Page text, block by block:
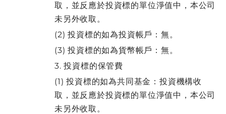
取，並反應於投資標的單位淨值中，本公司
未另外收取。
(2) 投資標的如為投資帳戶：無。
(3) 投資標的如為貨幣帳戶：無。
3. 投資標的保管費
(1) 投資標的如為共同基金：投資機構收
取，並反應於投資標的單位淨值中，本公司
未另外收取。